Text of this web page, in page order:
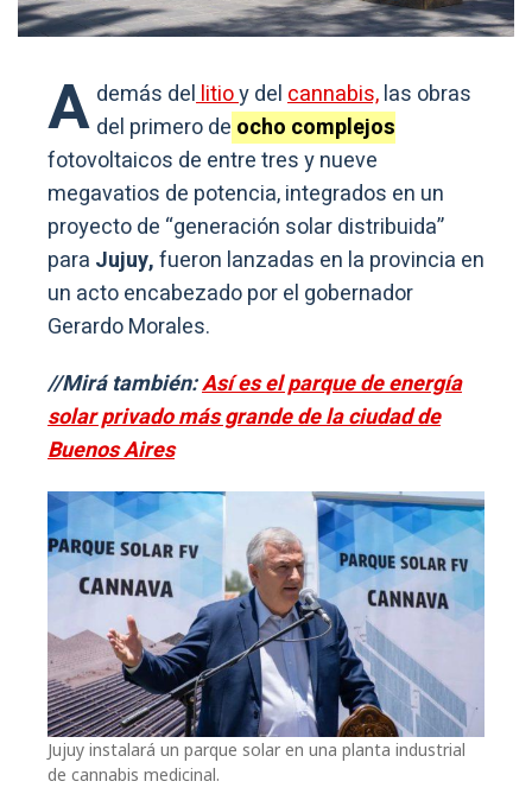
A demás dellitioy delcannabis,las obras
del primero de ocho complejos
fotovoltaicos de entre tres y nueve
megavatios de potencia, integrados en un
proyecto de “generación solar distribuida”
para Jujuy,fueron lanzadas en la provincia en
un acto encabezado por el gobernador
Gerardo Morales.
//Mirá también:Así es el parque de energía
solar privado más grande de la ciudad de
Buenos Aires
Jujuy instalará un parque solar en una planta industrial
de cannabis medicinal.